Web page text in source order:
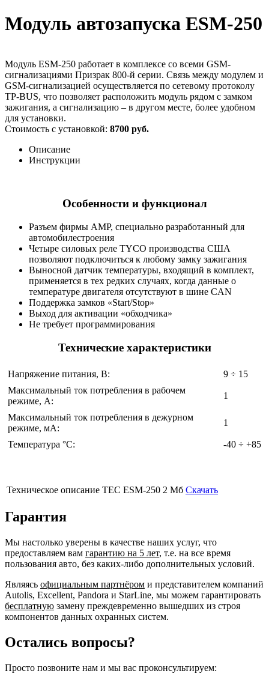
Модуль автозапуска ESM-250
Модуль ESM-250 работает в комплексе со всеми GSM-
сигнализациями Призрак 800-й серии. Связь между модулем и
GSM-сигнализацией осуществляется по сетевому протоколу
TP-BUS, что позволяет расположить модуль рядом с замком
зажигания, а сигнализацию – в другом месте, более удобном
для установки.
Стоимость с установкой: 8700 руб.
Описание
Инструкции
Особенности и функционал
Разъем фирмы AMP, специально разработанный для
автомобилестроения
Четыре силовых реле TYCO производства США
позволяют подключиться к любому замку зажигания
Выносной датчик температуры, входящий в комплект,
применяется в тех редких случаях, когда данные о
температуре двигателя отсутствуют в шине CAN
Поддержка замков «Start/Stop»
Выход для активации «обходчика»
Не требует программирования
Технические характеристики
Напряжение питания, В:
9 ÷ 15
Максимальный ток потребления в рабочем
режиме, A:
1
Максимальный ток потребления в дежурном
режиме, мА:
1
Температура °C: -40 ÷ +85
Техническое описание TEC ESM-250 2 Мб Скачать
Гарантия
Мы настолько уверены в качестве наших услуг, что
предоставляем вам гарантию на 5 лет, т.е. на все время
пользования авто, без каких-либо дополнительных условий.
Являясь официальным партнёром и представителем компаний
Autolis, Excellent, Pandora и StarLine, мы можем гарантировать
бесплатную замену преждевременно вышедших из строя
компонентов данных охранных систем.
Остались вопросы?
Просто позвоните нам и мы вас проконсультируем: